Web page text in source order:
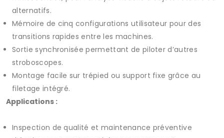
alternatifs.
Mémoire de cinq configurations utilisateur pour des
transitions rapides entre les machines.
Sortie synchronisée permettant de piloter d’autres
stroboscopes.
Montage facile sur trépied ou support fixe grâce au
filetage intégré.
Applications :
Inspection de qualité et maintenance préventive